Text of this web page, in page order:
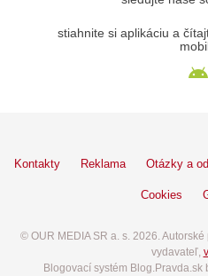
stiahnite si aplikáciu a
Kontakty Reklama Otázky a
Cookies
© OUR MEDIA SR a. s. 2026.
vydavateľ,
Blogovací systém